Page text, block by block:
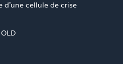
d’une cellule de crise